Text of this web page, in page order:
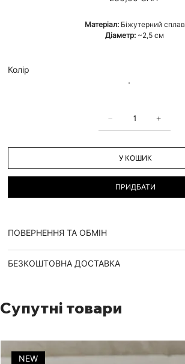
Матеріал:Біжутерний сплав
Діаметр: ~2,5 см
Колір
У КОШИК
ПРИДБАТИ
ПОВЕРНЕННЯ ТА ОБМІН
БЕЗКОШТОВНА ДОСТАВКА
Супутні товари
NEW